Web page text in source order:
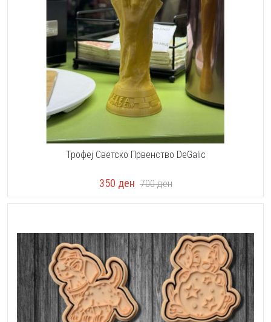
Трофеј Светско Првенство DeGalic
350 ден 700ден